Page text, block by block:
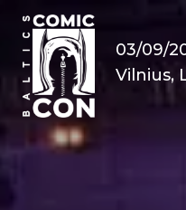
03/09/
Vilnius,